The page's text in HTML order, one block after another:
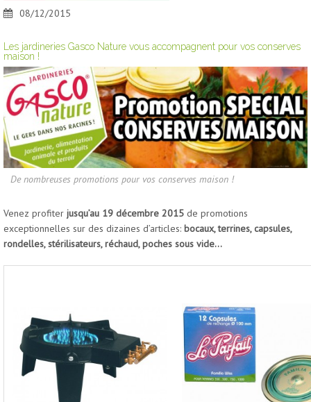
08/12/2015
Les jardineries Gasco Nature vous accompagnent pour vos conserves
maison !
De nombreuses promotions pour vos conserves maison !
Venez profiter jusqu’au 19 décembre 2015 de promotions
exceptionnelles sur des dizaines d’articles: bocaux, terrines, capsules,
rondelles, stérilisateurs, réchaud, poches sous vide…